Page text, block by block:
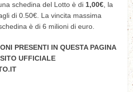
schedina del Lotto è di 1,00€ , la
di 0.50€. La vincita massima
è di 6 milioni di euro.
PRESENTI IN QUESTA PAGINA
UFFICIALE